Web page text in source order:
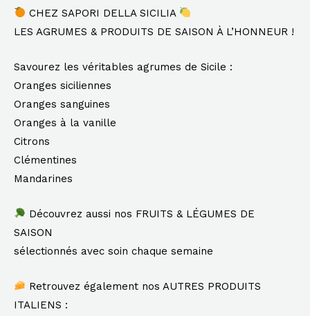
CHEZ SAPORI DELLA SICILIA
LES AGRUMES & PRODUITS DE SAISON À L’HONNEUR !
Savourez les véritables agrumes de Sicile :
Oranges siciliennes
Oranges sanguines
Oranges à la vanille
Citrons
Clémentines
Mandarines
Découvrez aussi nos FRUITS & LÉGUMES DE
SAISON
sélectionnés avec soin chaque semaine
Retrouvez également nos AUTRES PRODUITS
ITALIENS :